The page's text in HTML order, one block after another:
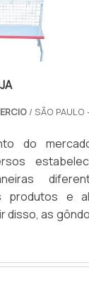
/ SÃO PAULO
do
produtos e
disso, as
para
acesso aos
os